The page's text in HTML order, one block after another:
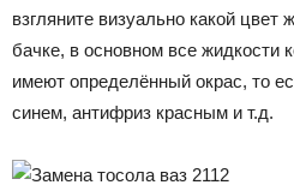
взгляните визуально какой цвет
бачке, в основном все жидкости
имеют определённый окрас, то
синем, антифриз красным и т.д.